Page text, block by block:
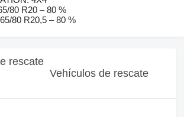
80 R20 – 80 %
80 R20,5 – 80 %
Vehículos de rescate